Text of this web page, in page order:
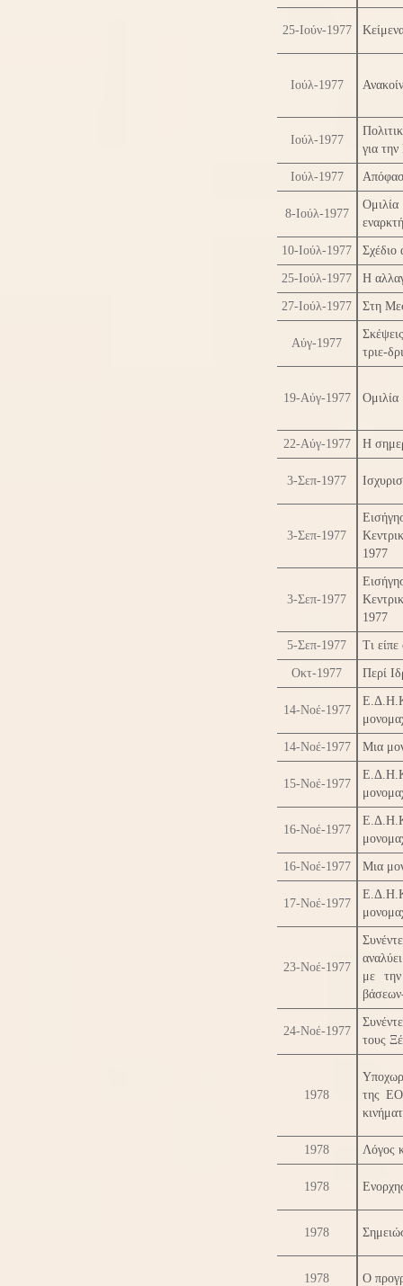
25-Ιούν-1977
Ιούλ-1977
Ιούλ-1977
για
Ιούλ-1977
8-Ιούλ-1977
10-Ιούλ-1977 Σχέδιο
25-Ιούλ-1977 Η
27-Ιούλ-1977 Στη
Αύγ-1977
τριε-
19-Αύγ-1977
22-Αύγ-1977 Η
3-Σεπ-1977
3-Σεπ-1977
1977
3-Σεπ-1977
1977
5-Σεπ-1977 Τι
Οκτ-1977 Περί
14-Νοέ-1977
14-Νοέ-1977 Μια
15-Νοέ-1977
16-Νοέ-1977
16-Νοέ-1977 Μια
17-Νοέ-1977
23-Νοέ-1977
με την
24-Νοέ-1977
τους
1978
της
1978 Λόγος
1978
1978
1978 Ο